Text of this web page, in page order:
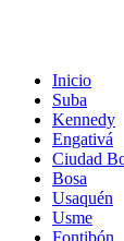
Inicio
Suba
Kennedy
Engativá
Ciudad
Bosa
Usaquén
Usme
Fontibón